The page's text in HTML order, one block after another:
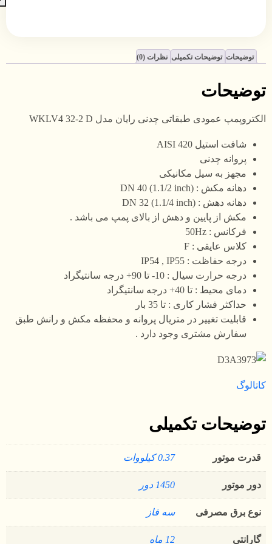
توضیحات توضیحات تکمیلی نظرات (0)
توضیحات
الکتروپمپ عمودی طبقاتی چدنی رایان مدل WKLV4 32-2 D
شافت استیل AISI 420
پروانه چدنی
مجهز به سیل مکانیکی
دهانه مکش : DN 40 (1.1/2 inch)
دهانه دهش : DN 32 (1.1/4 inch)
مکش از پایین و دهش از بالای پمپ می باشد .
فرکانس : 50Hz
کلاس عایقی : F
درجه حفاظت : IP54 , IP55
درجه حرارت سیال : 10- تا 90+ درجه سانتیگراد
دمای محیط : تا 40+ درجه سانتیگراد
حداکثر فشار کاری : تا 35 بار
قابلیت تغییر در متریال پروانه و محفظه مکش و رانش طبق
سفارش مشتری وجود دارد .
کاتالوگ
توضیحات تکمیلی
قدرت موتور 0.37 کیلووات
دور موتور 1450 دور
نوع برق مصرفی سه فاز
گارانتی 12 ماه